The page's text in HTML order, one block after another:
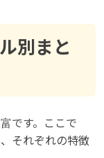
別まと
です。ここで
それぞれの特徴